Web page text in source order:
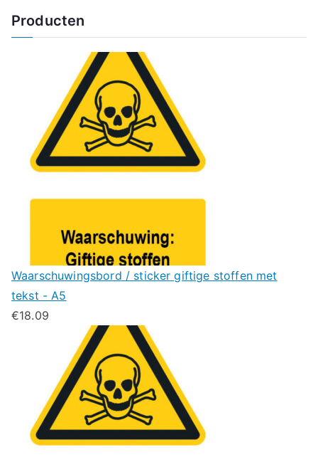
Producten
Waarschuwingsbord / sticker giftige stoffen met
tekst - A5
€18.09